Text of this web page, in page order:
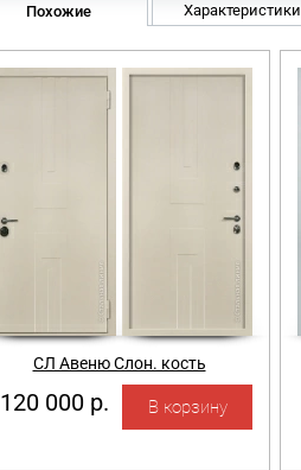
Похожие Характеристики
СЛ Авеню Слон. кость
120 000 р.